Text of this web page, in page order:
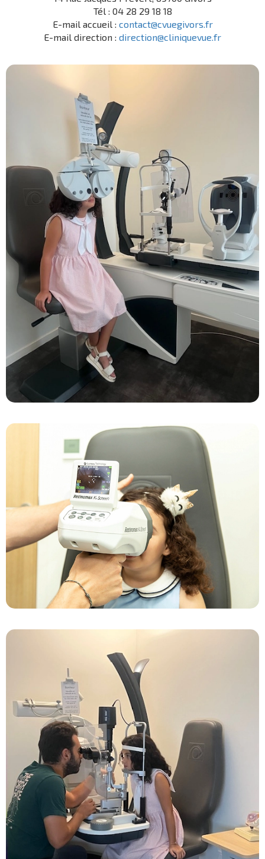
Tél : 04 28 29 18 18
E-mail accueil : contact@cvuegivors.fr
E-mail direction : direction@cliniquevue.fr